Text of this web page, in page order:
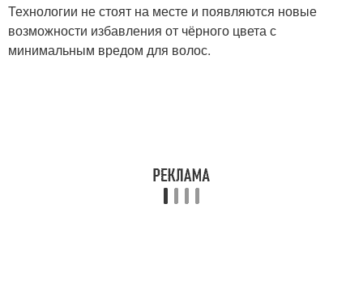
Технологии не стоят на месте и появляются новые
возможности избавления от чёрного цвета с
минимальным вредом для волос.